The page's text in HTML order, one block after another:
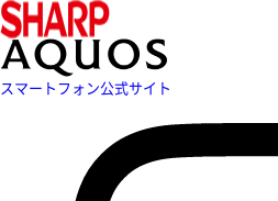
スマートフォン公式サイト